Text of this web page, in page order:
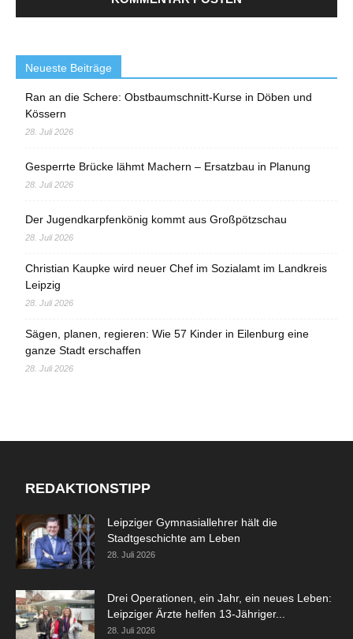
Neueste Beiträge
Ran an die Schere: Obstbaumschnitt-Kurse in Döben und
Kössern
28. Juli 2026
Gesperrte Brücke lähmt Machern – Ersatzbau in Planung
28. Juli 2026
Der Jugendkarpfenkönig kommt aus Großpötzschau
28. Juli 2026
Christian Kaupke wird neuer Chef im Sozialamt im Landkreis
Leipzig
28. Juli 2026
Sägen, planen, regieren: Wie 57 Kinder in Eilenburg eine
ganze Stadt erschaffen
28. Juli 2026
REDAKTIONSTIPP
Leipziger Gymnasiallehrer hält die
Stadtgeschichte am Leben
28. Juli 2026
Drei Operationen, ein Jahr, ein neues Leben:
Leipziger Ärzte helfen 13-Jähriger...
28. Juli 2026